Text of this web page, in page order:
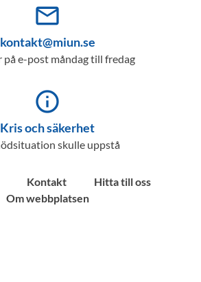
mail_outline
kontakt@miun.se
på e-post måndag till fredag
info_outline
Kris och säkerhet
skulle uppstå
Kontakt
Hitta till oss
Om webbplatsen